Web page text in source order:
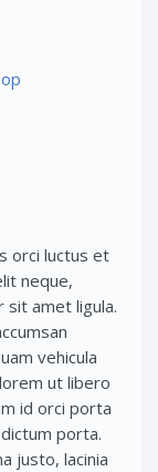
orci luctus et
neque,
sit amet ligula.
vehicula
ut libero
id orci porta
porta.
justo, lacinia